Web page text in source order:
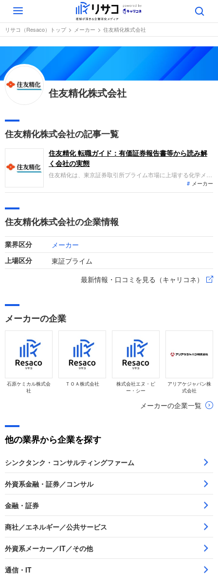
Toggle
navigation
リサコ（Resaco）トップ メーカー 住友精化株式会社
住友精化株式会社
住友精化株式会社の記事一覧
住友精化 転職ガイド：有価証券報告書等から読み解
く会社の実態
住友精化は、東京証券取引所プライム市場に上場する化学メー
カーです。主に紙おむつなどの衛生材料に使われる吸水性樹脂
や、水溶性ポリマー、ガス発生装置などの機能マテリアルの製
せています。
メーカー
住友精化株式会社の企業情報
業界区分 メーカー
上場区分
東証プライム
最新情報・口コミを見る（キャリコネ）
メーカーの企業
石原ケミカル株式会
社
ＴＯＡ株式会社
株式会社エヌ・ピ
ー・シー
アリアケジャパン株
式会社
メーカーの企業一覧
他の業界から企業を探す
シンクタンク・コンサルティングファーム
外資系金融・証券／コンサル
金融・証券
商社／エネルギー／公共サービス
外資系メーカー／IT／その他
通信・IT